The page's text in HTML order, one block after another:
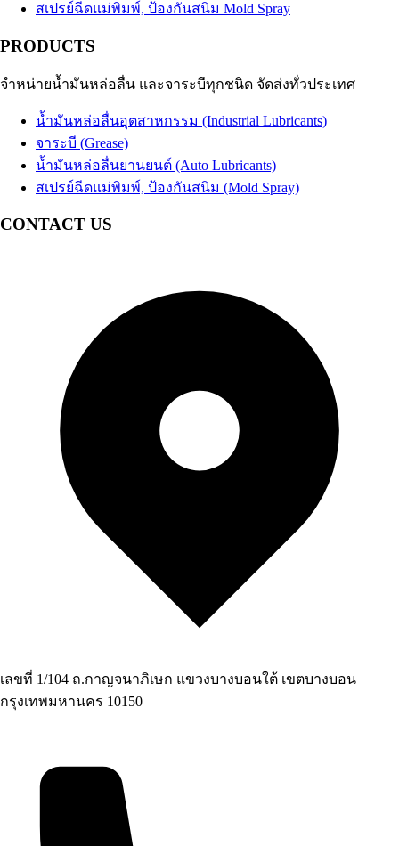
น้ำมันเกียร์อุตสาหกรรม Industrial Gear Oil
น้ำมันสไลด์เวย์
น้ำมัน EDM
น้ำมันสปาร์ค
Turbine Oil
น้ำมันปั๊มลมAir Compressor Oil
น้ำมันหม้อแปลงไฟฟ้า
น้ำมันห้องเย็นRefrigeration Oil
น้ำมันกันสนิม
น้ำมันเครื่องเบนซินGasoline Engine Oil
น้ำมันเกียร์และน้ำมันเฟืองท้าย
น้ำมันเบรก
Brake Fluid
Coolant น้ำยาหม้อน้ำรถยนต์ น้ำยาหล่อเย็นสำเร็จรูป
อื่นๆ Others
สเปรย์ฉีดแม่พิมพ์, ป้องกันสนิม Mold Spray
PRODUCTS
จำหน่ายน้ำมันหล่อลื่น และจาระบีทุกชนิด จัดส่งทั่วประเทศ
น้ำมันหล่อลื่นอุตสาหกรรม (Industrial Lubricants)
จาระบี (Grease)
น้ำมันหล่อลื่นยานยนต์ (Auto Lubricants)
สเปรย์ฉีดแม่พิมพ์, ป้องกันสนิม (Mold Spray)
CONTACT US
เลขที่ 1/104 ถ.กาญจนาภิเษก แขวงบางบอนใต้ เขตบางบอน
กรุงเทพมหานคร 10150